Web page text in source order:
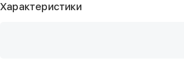
Характеристики